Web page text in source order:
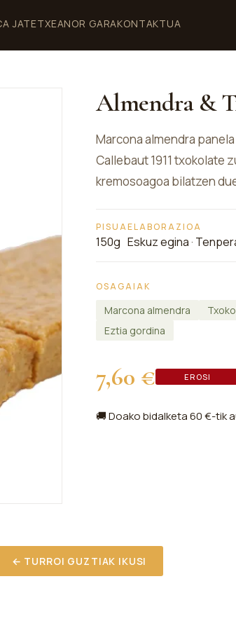
JATETXEANOR GARAKONTAKTUA
Almendra &
Marcona almendra
Callebaut 1911 txokolate
kremosoagoa bilatzen
PISUA
150g
ELABORAZIOA
Eskuz egina ·
OSAGAIAK
Marcona almendra
Eztia gordina
7,60 € EROSI
🚚 Doako bidalketa 60 €-tik
← TURROI GUZTIAK IKUSI